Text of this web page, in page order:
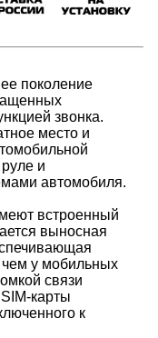
поколение
звонка.
место и
и
автомобиля.
встроенный
выносная
у мобильных
связи
карты
к